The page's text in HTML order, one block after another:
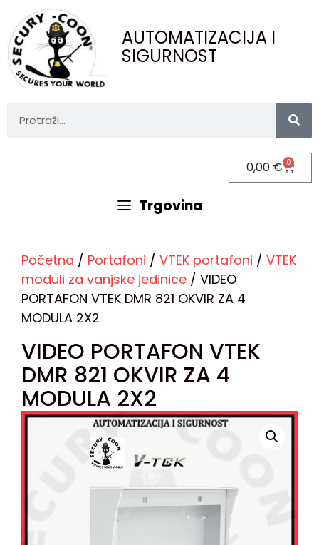
AUTOMATIZACIJA I
SIGURNOST
0,00 € 0
Trgovina
Početna / Portafoni / VTEK portafoni / VTEK
moduli za vanjske jedinice / VIDEO
PORTAFON VTEK DMR 821 OKVIR ZA 4
MODULA 2X2
VIDEO PORTAFON VTEK
DMR 821 OKVIR ZA 4
MODULA 2X2